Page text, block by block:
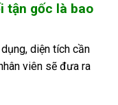
tận gốc là bao
diện tích cần
viên sẽ đưa ra